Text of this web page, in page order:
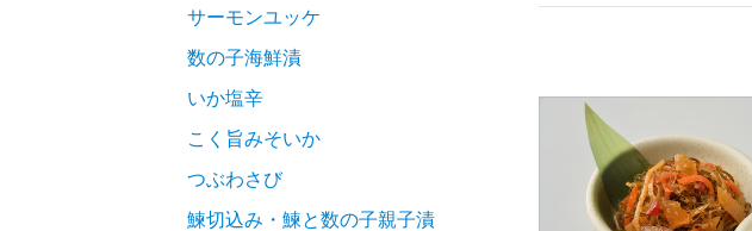
サーモンユッケ
数の子海鮮漬
いか塩辛
こく旨みそいか
つぶわさび
鰊切込み・鰊と数の子親子漬